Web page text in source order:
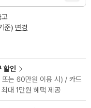
준) 변경
할인
는 60만원 이용 시) / 카드
대 1만원 혜택 제공